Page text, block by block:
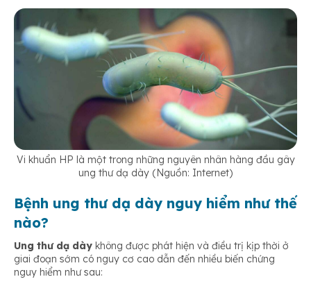
Vi khuẩn HP là một trong những nguyên nhân hàng đầu gây
ung thư dạ dày (Nguồn: Internet)
Bệnh ung thư dạ dày nguy hiểm như thế
nào?
Ung thư dạ dày không được phát hiện và điều trị kịp thời ở
giai đoạn sớm có nguy cơ cao dẫn đến nhiều biến chứng
nguy hiểm như sau: